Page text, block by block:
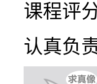
课程评
认真负